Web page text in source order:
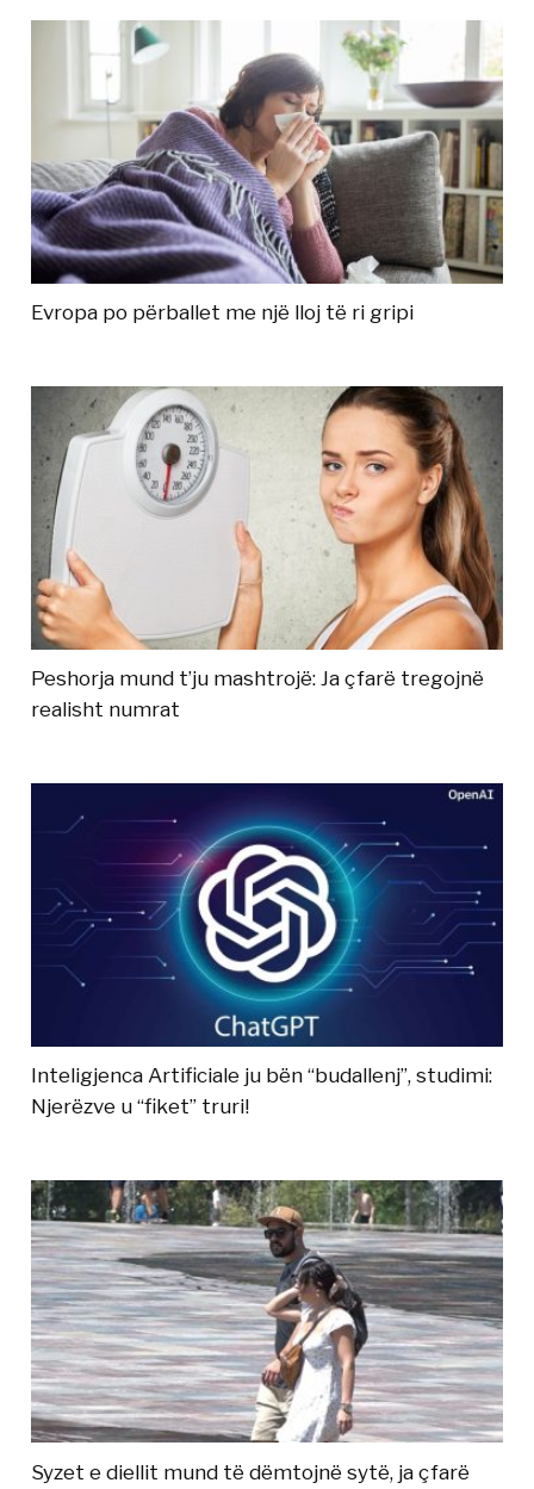
Evropa po përballet me një lloj të ri gripi
Peshorja mund t’ju mashtrojë: Ja çfarë tregojnë
realisht numrat
Inteligjenca Artificiale ju bën “budallenj”, studimi:
Njerëzve u “fiket” truri!
Syzet e diellit mund të dëmtojnë sytë, ja çfarë